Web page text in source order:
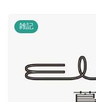
雑記